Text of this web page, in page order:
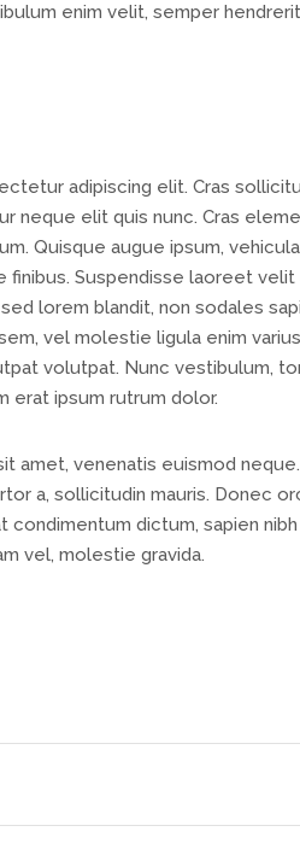
enim velit, semper
adipiscing elit. Cras
elit quis nunc. Cras
Quisque augue ipsum,
Suspendisse laoreet
lorem blandit, non sodales
vel molestie ligula enim
volutpat. Nunc vestibulum,
erat ipsum rutrum dolor.
amet, venenatis euismod
a, sollicitudin mauris. Donec
condimentum dictum, sapien
vel, molestie gravida.